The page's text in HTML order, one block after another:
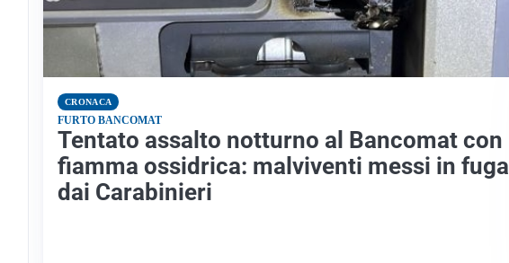
CRONACA
FURTO BANCOMAT
Tentato assalto notturno al Bancomat con
fiamma ossidrica: malviventi messi in fuga
dai Carabinieri